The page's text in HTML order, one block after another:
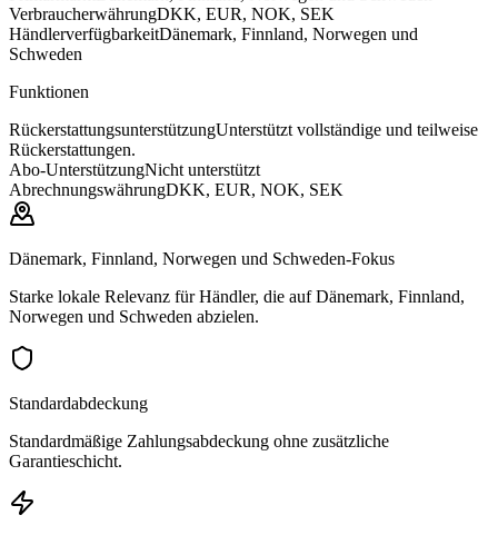
VerbraucherwährungDKK, EUR, NOK, SEK
HändlerverfügbarkeitDänemark, Finnland, Norwegen und
Schweden
Funktionen
RückerstattungsunterstützungUnterstützt vollständige und teilweise
Rückerstattungen.
Abo-UnterstützungNicht unterstützt
AbrechnungswährungDKK, EUR, NOK, SEK
Dänemark, Finnland, Norwegen und Schweden-Fokus
Starke lokale Relevanz für Händler, die auf Dänemark, Finnland,
Norwegen und Schweden abzielen.
Standardabdeckung
Standardmäßige Zahlungsabdeckung ohne zusätzliche
Garantieschicht.